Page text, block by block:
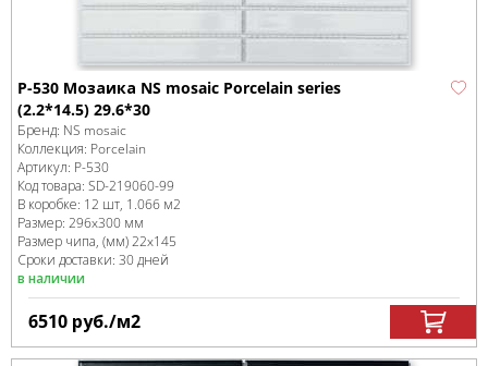
P-530 Мозаика NS mosaic Porcelain series
(2.2*14.5) 29.6*30
Бренд: NS mosaic
Коллекция: Porcelain
Артикул: P-530
Код товара: SD-219060-99
В коробке: 12 шт, 1.066 м2
Размер: 296x300 мм
Размер чипа, (мм)22x145
Сроки доставки: 30 дней
в наличии
6510 руб./м2